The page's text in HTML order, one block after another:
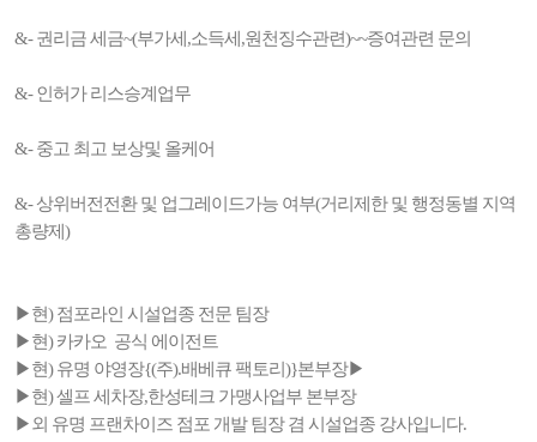
&- 권리금 세금~(부가세,소득세,원천징수관련)~~증여관련 문의
&- 인허가 리스승계업무
&- 중고 최고 보상및 올케어
&- 상위버전전환 및 업그레이드가능 여부(거리제한 및 행정동별 지역
총량제)
▶현) 점포라인 시설업종 전문 팀장
▶현) 카카오 공식 에이전트
▶현) 유명 야영장{(주).배베큐 팩토리)}본부장▶
▶현) 셀프 세차장,한성테크 가맹사업부 본부장
▶외 유명 프랜차이즈 점포 개발 팀장 겸 시설업종 강사입니다.